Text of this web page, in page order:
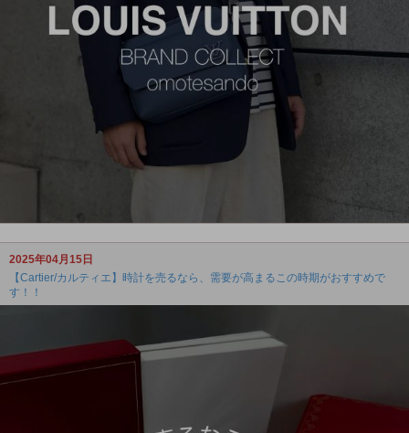
2025年04月15日
【Cartier/カルティエ】時計を売るなら、需要が高まるこの時期がおすすめで
す！！